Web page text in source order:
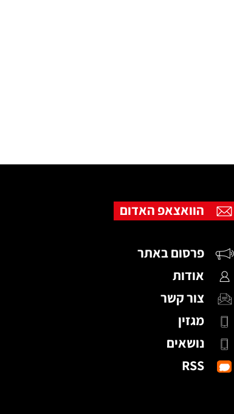
הוואצאפ האדום
פרסום באתר
אודות
צור קשר
מגזין
נושאים
RSS